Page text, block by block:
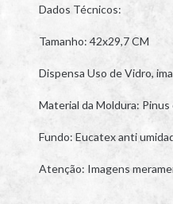
Dados Técnicos:
Tamanho: 42x29,7 CM
Dispensa Uso de Vidro,
Material da Moldura:
Fundo: Eucatex anti
Atenção: Imagens